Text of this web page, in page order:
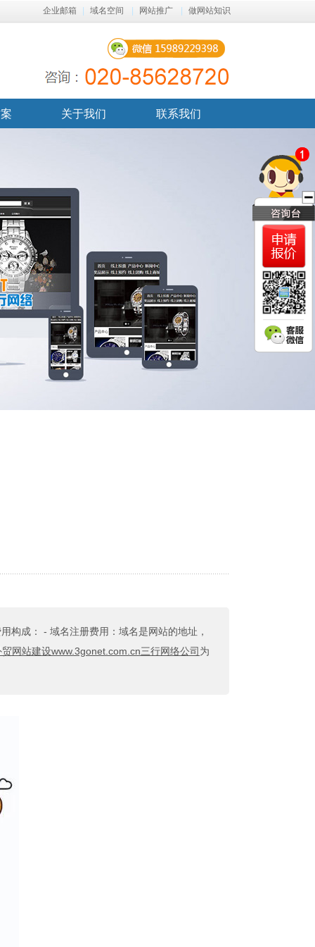
做网站知识
网站推广
域名空间
企业邮箱
关于我们 联系我们
构成： - 域名注册费用：域名是网站的地址，
贸网站建设www.3gonet.com.cn三行网络公司 为